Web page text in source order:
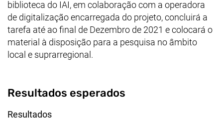
biblioteca do IAI, em colaboração com a operadora
de digitalização encarregada do projeto, concluirá a
tarefa até ao final de Dezembro de 2021 e colocará o
material à disposição para a pesquisa no âmbito
local e suprarregional.
Resultados esperados
Resultados